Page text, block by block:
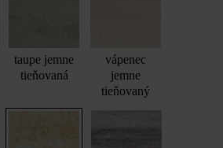
taupe jemne
tieňovaná
vápenec
jemne
tieňovaný